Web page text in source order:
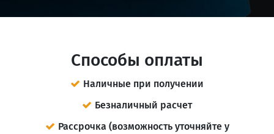
Способы оплаты
Наличные при получении
Безналичный расчет
Рассрочка (возможность уточняйте у